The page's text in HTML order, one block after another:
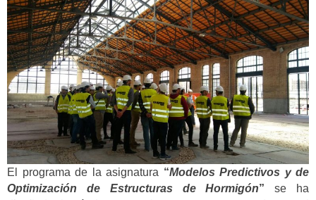
El programa de la asignatura “Modelos Predictivos y de
Optimización de Estructuras de Hormigón” se ha